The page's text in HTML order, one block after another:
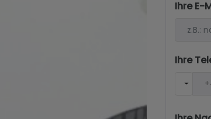
Ihre E-
Ihre